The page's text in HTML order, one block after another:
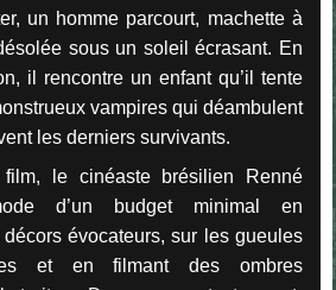
un homme parcourt, machette à
sous un soleil écrasant. En
il rencontre un enfant qu’il tente
vampires qui déambulent
les derniers survivants.
le cinéaste brésilien Renné
d’un budget minimal en
décors évocateurs, sur les gueules
et en filmant des ombres